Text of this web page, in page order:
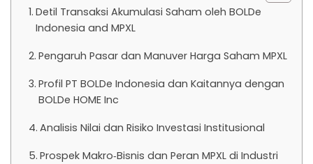
Detil Transaksi Akumulasi Saham oleh BOLDe
Indonesia and MPXL
Pengaruh Pasar dan Manuver Harga Saham MPXL
Profil PT BOLDe Indonesia dan Kaitannya dengan
BOLDe HOME Inc
Analisis Nilai dan Risiko Investasi Institusional
Prospek Makro‑Bisnis dan Peran MPXL di Industri